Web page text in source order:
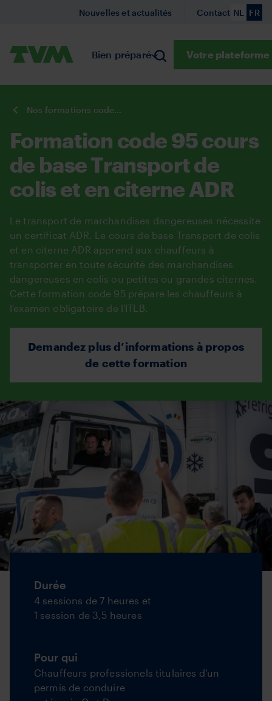
principal
TVMPrimaire
Bien préparéSubmenu Bien préparé
Prévention
RechercherVotre plateforme
Nouvelles et actualités Contact NL FR
You
here:
Nos formations code 95
Formation code 95 cours
de base Transport de
colis et en citerne ADR
Le transport de marchandises dangereuses nécessite
un certificat ADR. Le cours de base Transport de colis
et en citerne ADR apprend aux chauffeurs à
transporter en toute sécurité des marchandises
dangereuses en colis ou petites ou grandes citernes.
Cette formation code 95 prépare les chauffeurs à
l'examen obligatoire de l'ITLB.
Demandez plus d’informations à propos
de cette formation
Course
info
Durée
4 sessions de 7 heures et
1 session de 3,5 heures
Pour qui
Chauffeurs professionels titulaires d'un
permis de conduire